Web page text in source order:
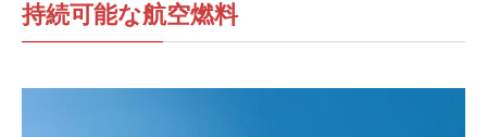
持続可能な航空燃料